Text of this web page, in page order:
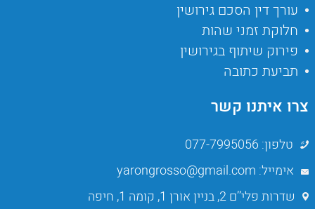
עורך דין הסכם גירושין
חלוקת זמני שהות
פירוק שיתוף בגירושין
תביעת כתובה
צרו איתנו קשר
טלפון: 077-7995056
אימייל: yarongrosso@gmail.com
שדרות פלי’’ם 2, בניין אורן 1, קומה 1, חיפה